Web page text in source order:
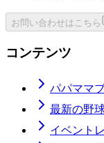
お問い合わせはこちら
コンテンツ
パパママ
最新の野
イベント